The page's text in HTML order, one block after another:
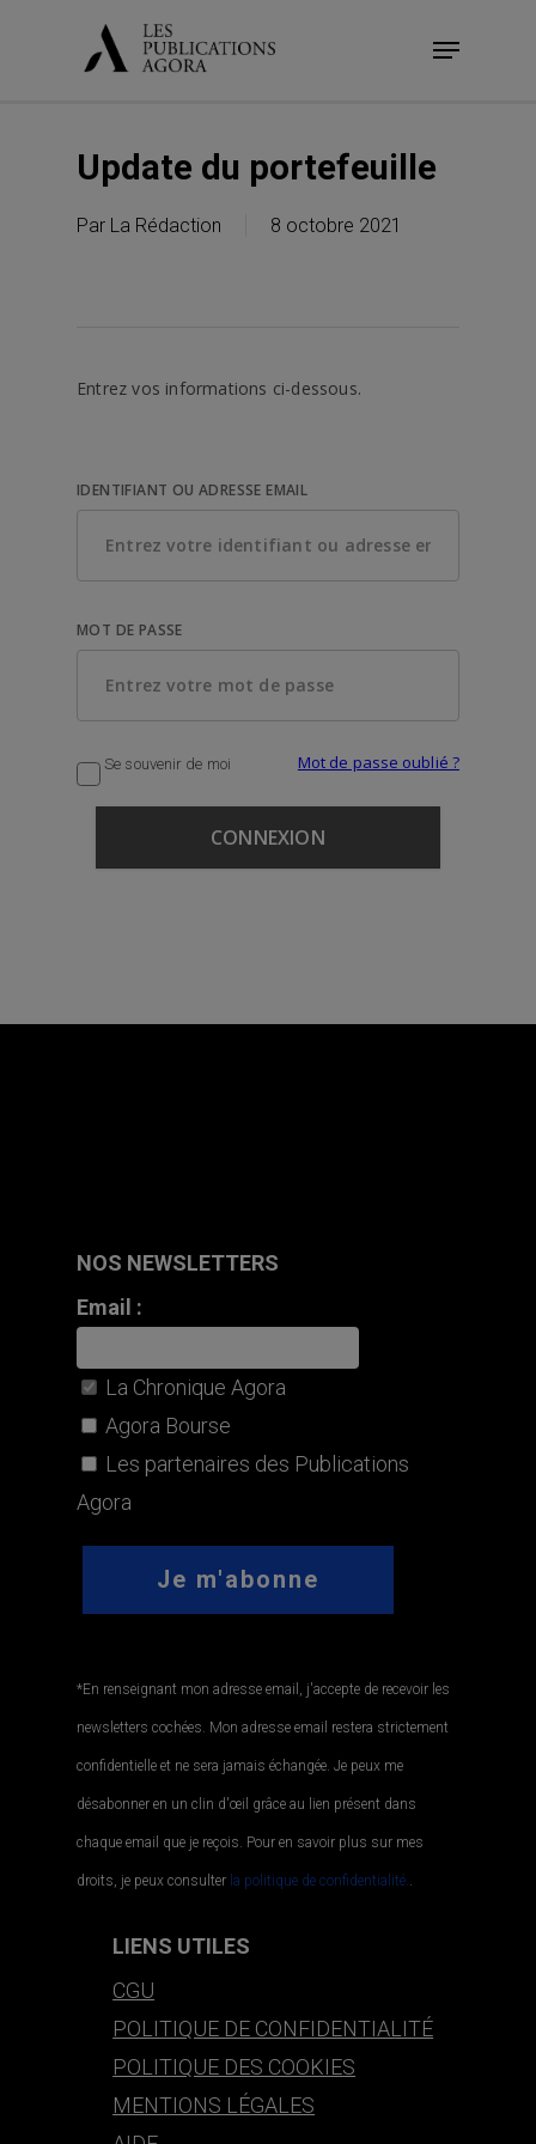
Menu
Update du portefeuille
Par La Rédaction 8 octobre 2021
Entrez vos informations ci-dessous.
IDENTIFIANT OU ADRESSE EMAIL
MOT DE PASSE
Se souvenir de moi Mot de passe oublié ?
NOS NEWSLETTERS
Email :
La Chronique Agora
Agora Bourse
Les partenaires des Publications
Agora
*En renseignant mon adresse email, j'accepte de recevoir les
newsletters cochées. Mon adresse email restera strictement
confidentielle et ne sera jamais échangée. Je peux me
désabonner en un clin d'œil grâce au lien présent dans
chaque email que je reçois. Pour en savoir plus sur mes
droits, je peux consulter la politique de confidentialité..
LIENS UTILES
CGU
POLITIQUE DE CONFIDENTIALITÉ
POLITIQUE DES COOKIES
MENTIONS LÉGALES